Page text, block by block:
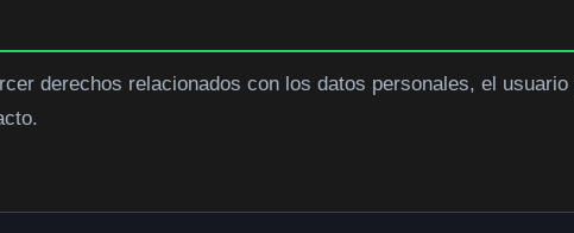
derechos relacionados con los datos personales, el